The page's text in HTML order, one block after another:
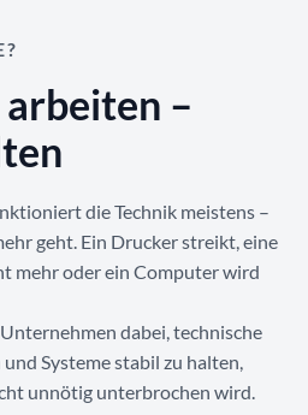
–
die Technik meistens –
geht. Ein Drucker streikt, eine
mehr oder ein Computer wird
dabei, technische
Systeme stabil zu halten,
unnötig unterbrochen wird.